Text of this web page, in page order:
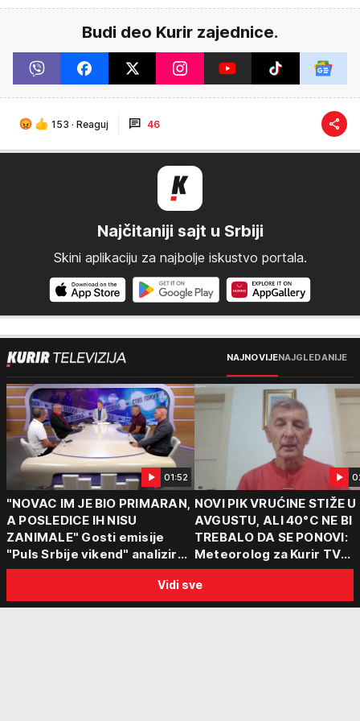
Budi deo Kurir zajednice.
153 · Reaguj 46
Najčitaniji sajt u Srbiji
Skini aplikaciju za najbolje iskustvo portala.
NAJNOVIJENAJGLEDANIJE
01:52
"NOVAC IM JE BIO PRIMARAN,
A POSLEDICE IH NISU
ZANIMALE" Gosti emisije
"Puls Srbije vikend" analizirali
slučajeve koji su potresli
Srbiju: Zločin se ne isplati
NOVI PIK VRUĆINE STIŽE U
AVGUSTU, ALI 40°C NE BI
TREBALO DA SE PONOVI:
Meteorolog za Kurir TV
objasnio šta nas čeka:
za ozbiljne padavine su
Vidi sve